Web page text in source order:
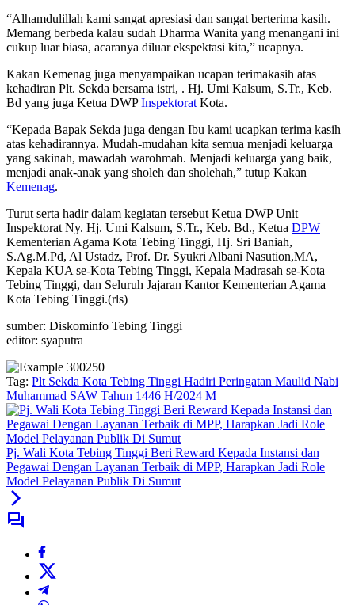
“Alhamdulillah kami sangat apresiasi dan sangat berterima kasih.
Memang berbeda kalau sudah Dharma Wanita yang menangani ini
cukup luar biasa, acaranya diluar ekspektasi kita,” ucapnya.
Kakan Kemenag juga menyampaikan ucapan terimakasih atas
kehadiran Plt. Sekda bersama istri, . Hj. Umi Kalsum, S.Tr., Keb.
Bd yang juga Ketua DWPInspektorat Kota.
“Kepada Bapak Sekda juga dengan Ibu kami ucapkan terima kasih
atas kehadirannya. Mudah-mudahan kita semua menjadi keluarga
yang sakinah, mawadah warohmah. Menjadi keluarga yang baik,
menjadi anak-anak yang sholeh dan sholehah,” tutup Kakan
Kemenag.
Turut serta hadir dalam kegiatan tersebut Ketua DWP Unit
Inspektorat Ny. Hj. Umi Kalsum, S.Tr., Keb. Bd., Ketua DPW
Kementerian Agama Kota Tebing Tinggi, Hj. Sri Baniah,
S.Ag.M.Pd, Al Ustadz, Prof. Dr. Syukri Albani Nasution,MA,
Kepala KUA se-Kota Tebing Tinggi, Kepala Madrasah se-Kota
Tebing Tinggi, dan Seluruh Jajaran Kantor Kementerian Agama
Kota Tebing Tinggi.(rls)
sumber: Diskominfo Tebing Tinggi
editor: syaputra
Tag: Plt Sekda Kota Tebing Tinggi Hadiri Peringatan Maulid Nabi
Muhammad SAW Tahun 1446 H/2024 M
Pj. Wali Kota Tebing Tinggi Beri Reward Kepada Instansi dan
Pegawai Dengan Layanan Terbaik di MPP, Harapkan Jadi Role
Model Pelayanan Publik Di Sumut